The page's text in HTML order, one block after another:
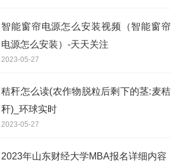
智能窗帘电源怎么安装视频（智能窗帘
电源怎么安装）-天天关注
2023-05-27
秸秆怎么读(农作物脱粒后剩下的茎:麦秸
秆)_环球实时
2023-05-27
2023年山东财经大学MBA报名详细内容